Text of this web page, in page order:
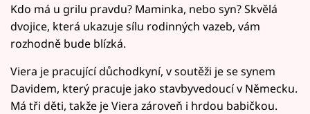
Kdo má u grilu pravdu? Maminka, nebo syn? Skvělá
dvojice, která ukazuje sílu rodinných vazeb, vám
rozhodně bude blízká.
Viera je pracující důchodkyní, v soutěži je se synem
Davidem, který pracuje jako stavbyvedoucí v Německu.
Má tři děti, takže je Viera zároveň i hrdou babičkou.